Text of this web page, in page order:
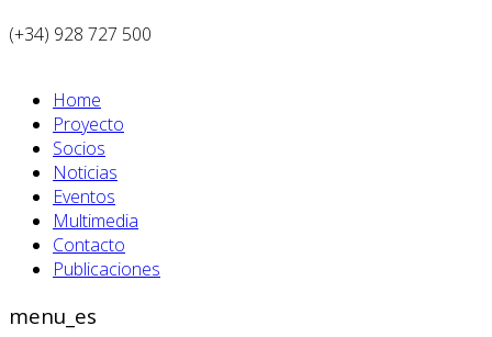
(+34) 928 727 500
Home
Proyecto
Socios
Noticias
Eventos
Multimedia
Contacto
Publicaciones
menu_es